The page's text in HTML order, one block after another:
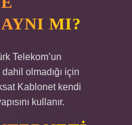
MI?
Telekom’un
dahil olmadığı için
Kablonet kendi
kullanır.